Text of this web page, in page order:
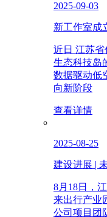
2025-09-03
新工作室成
近日 江苏
生态科技岛
数据驱动低
向新阶段
查看详情
2025-08-25
建设进展 |
8月18日，
来出行产业
公司项目团